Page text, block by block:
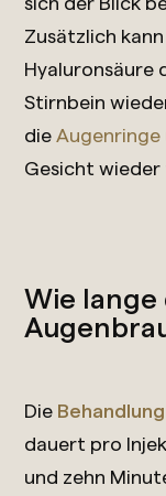
Zusätzlich
Hyaluronsäure
Stirnbein
die
Gesicht
Wie lange
Die
dauert pro
und zehn